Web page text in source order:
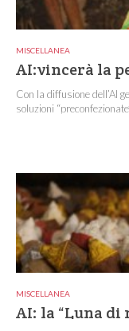
MISCELLANEA
AI:vincerà la
Con la diffusione dell’AI
soluzioni
MISCELLANEA
AI: la “Luna di